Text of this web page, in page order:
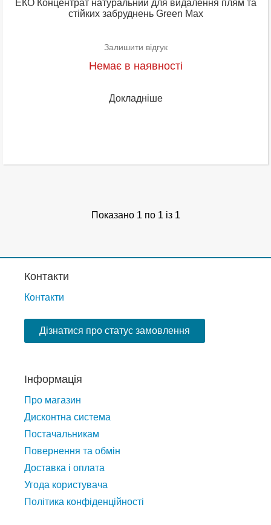
ЕКО Концентрат натуральний для видалення плям та
стійких забруднень Green Max
Залишити відгук
Немає в наявності
Докладніше
Показано 1 по 1 із 1
Контакти
Контакти
Дізнатися про статус замовлення
Інформація
Про магазин
Дисконтна система
Постачальникам
Повернення та обмін
Доставка і оплата
Угода користувача
Політика конфіденційності